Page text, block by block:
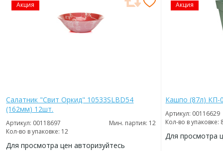
Акция
Салатник "Свит Оркид" 10533SLBD54
(162мм) 12шт.
Артикул: 00118697
Мин. партия: 12
Кол-во в упаковке: 12
Для просмотра цен авторизуйтесь
Акция
Кашпо (87л) КП-
Артикул: 00116629
Кол-во в упаковке:
Для просмотра